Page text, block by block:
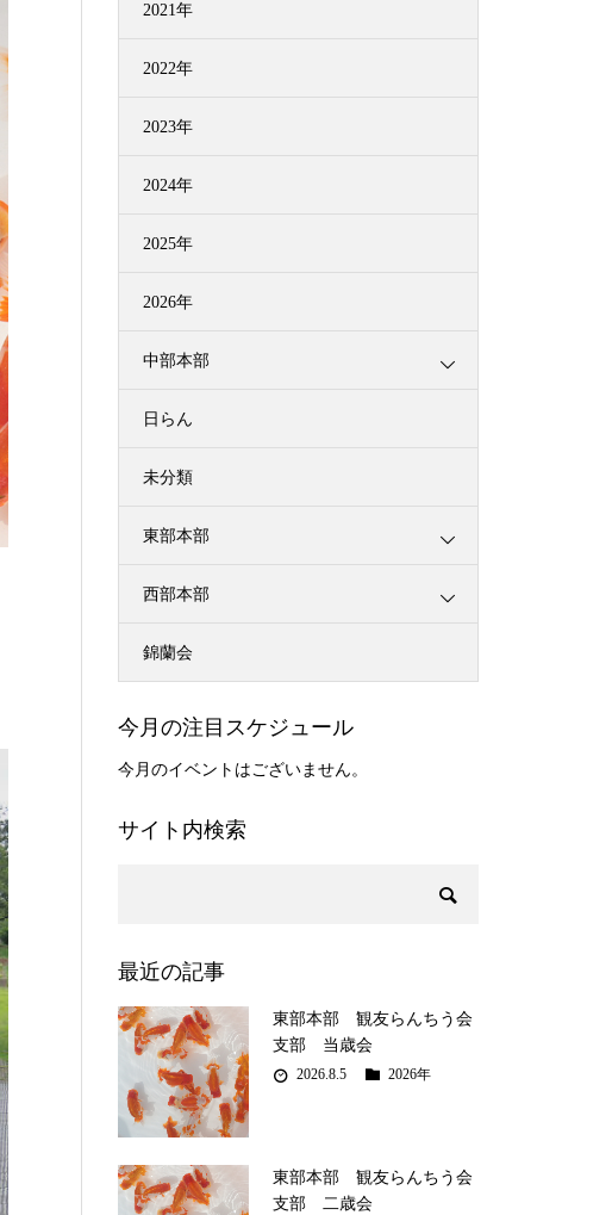
2021年
2022年
2023年
2024年
2025年
2026年
中部本部
日らん
未分類
東部本部
西部本部
錦蘭会
今月の注目スケジュール
今月のイベントはございません。
サイト内検索
最近の記事
東部本部 観友らんちう会
支部 当歳会
2026.8.5 2026年
東部本部 観友らんちう会
支部 二歳会